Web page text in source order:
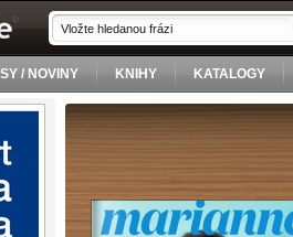
/ NOVINY KNIHY KATALOGY